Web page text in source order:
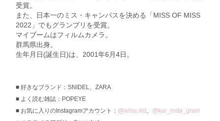
受賞。
また、日本一のミス・キャンパスを決める「MISS OF MISS
2022」でもグランプリを受賞。
マイブームはフィルムカメラ。
群馬県出身。
生年月日(誕生日)は、2001年6月4日。
好きなブランド：SNIDEL、ZARA
よく読む雑誌：POPEYE
お気に入りのInstagramアカウント： @arisa.ikd 、 @kar_insta_gram